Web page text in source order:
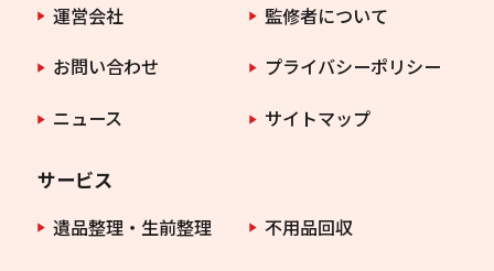
運営会社
監修者について
お問い合わせ
プライバシーポリシー
ニュース
サイトマップ
サービス
遺品整理・生前整理
不用品回収